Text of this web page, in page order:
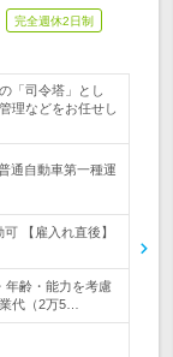
完全週休2日制
「司令塔」とし
理などをお任せし
自動車第一種運
【雇入れ直後】
年齢・能力を考慮
代（2万5…